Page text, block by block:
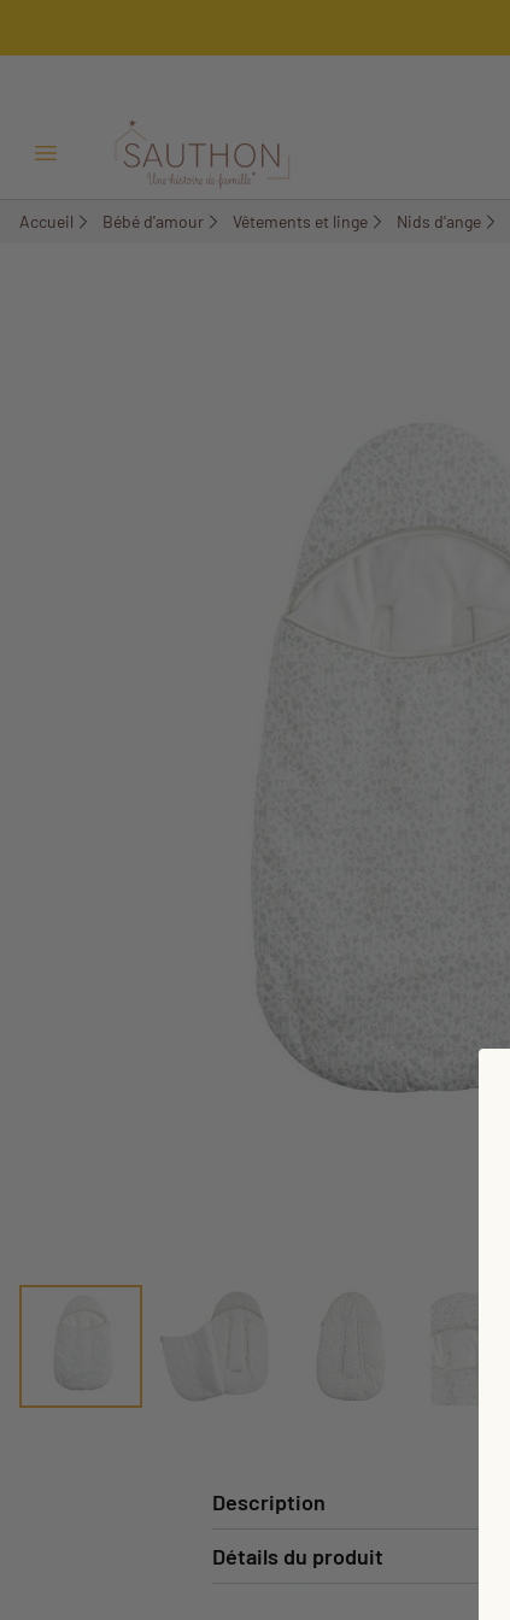
Ouvrir/Fermer menu
Accueil Bébé d'amour Vêtements et linge Nids d'ange
Description
Détails du produit